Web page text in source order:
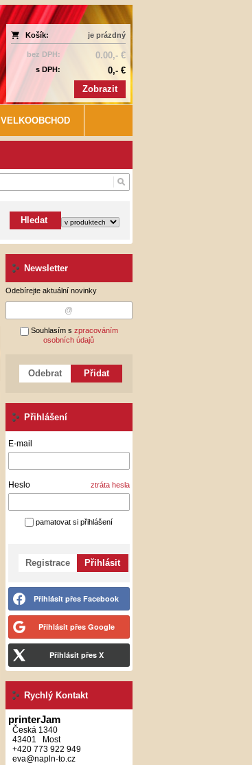
Košík: je prázdný
bez DPH: 0.00,- €
s DPH:
0,- €
Zobrazit
VELKOOBCHOD
Hledat
Newsletter
Odebírejte aktuální novinky
Souhlasím s zpracováním
osobních údajů
Odebrat Přidat
Přihlášení
E-mail
Heslo ztráta hesla
pamatovat si přihlášení
Registrace Přihlásit
Přihlásit přes Facebook
Přihlásit přes Google
Přihlásit přes X
Rychlý Kontakt
printerJam
Česká 1340
43401 Most
+420 773 922 949
eva@napln-to.cz